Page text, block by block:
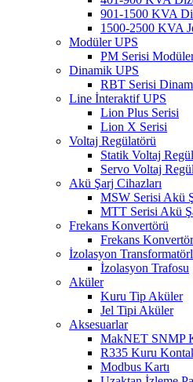
901-1500 KVA
1500-2500 KVA
Modüler UPS
PM Serisi
Dinamik UPS
RBT Serisi
Line İnteraktif UPS
Lion Plus Serisi
Lion X Serisi
Voltaj Regülatörü
Statik Voltaj
Servo Voltaj
Akü Şarj Cihazları
MSW Serisi Akü
MTT Serisi Akü
Frekans Konvertörü
Frekans
İzolasyon
İzolasyon Trafosu
Aküler
Kuru Tip Aküler
Jel Tipi Aküler
Aksesuarlar
MakNET SNMP
R335 Kuru
Modbus Kartı